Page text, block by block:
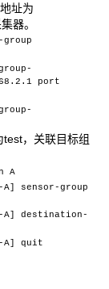
址为
器。
port
，关联目标组
A
sensor-group
A] destination-
A] quit